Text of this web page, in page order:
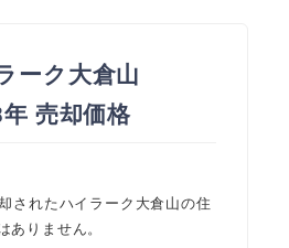
ーク大倉山
年 売却価格
されたハイラーク大倉山の住
ありません。